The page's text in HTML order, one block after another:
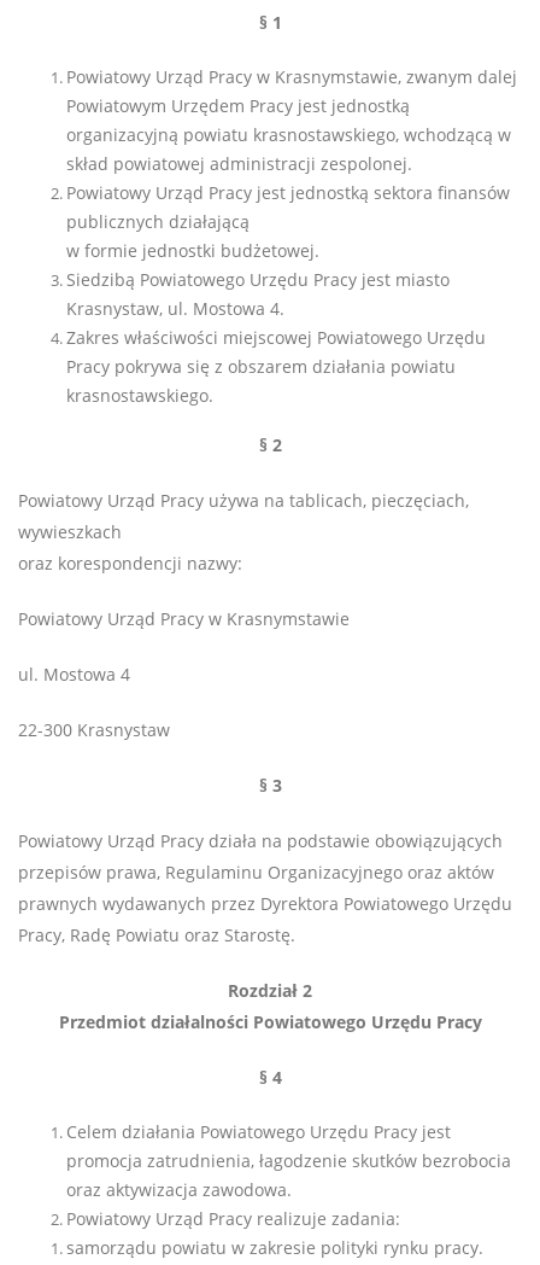
§ 1
Powiatowy Urząd Pracy w Krasnymstawie, zwanym dalej
Powiatowym Urzędem Pracy jest jednostką
organizacyjną powiatu krasnostawskiego, wchodzącą w
skład powiatowej administracji zespolonej.
Powiatowy Urząd Pracy jest jednostką sektora finansów
publicznych działającą
w formie jednostki budżetowej.
Siedzibą Powiatowego Urzędu Pracy jest miasto
Krasnystaw, ul. Mostowa 4.
Zakres właściwości miejscowej Powiatowego Urzędu
Pracy pokrywa się z obszarem działania powiatu
krasnostawskiego.
§ 2
Powiatowy Urząd Pracy używa na tablicach, pieczęciach,
wywieszkach
oraz korespondencji nazwy:
Powiatowy Urząd Pracy w Krasnymstawie
ul. Mostowa 4
22-300 Krasnystaw
§ 3
Powiatowy Urząd Pracy działa na podstawie obowiązujących
przepisów prawa, Regulaminu Organizacyjnego oraz aktów
prawnych wydawanych przez Dyrektora Powiatowego Urzędu
Pracy, Radę Powiatu oraz Starostę.
Rozdział 2
Przedmiot działalności Powiatowego Urzędu Pracy
§ 4
Celem działania Powiatowego Urzędu Pracy jest
promocja zatrudnienia, łagodzenie skutków bezrobocia
oraz aktywizacja zawodowa.
Powiatowy Urząd Pracy realizuje zadania:
samorządu powiatu w zakresie polityki rynku pracy.